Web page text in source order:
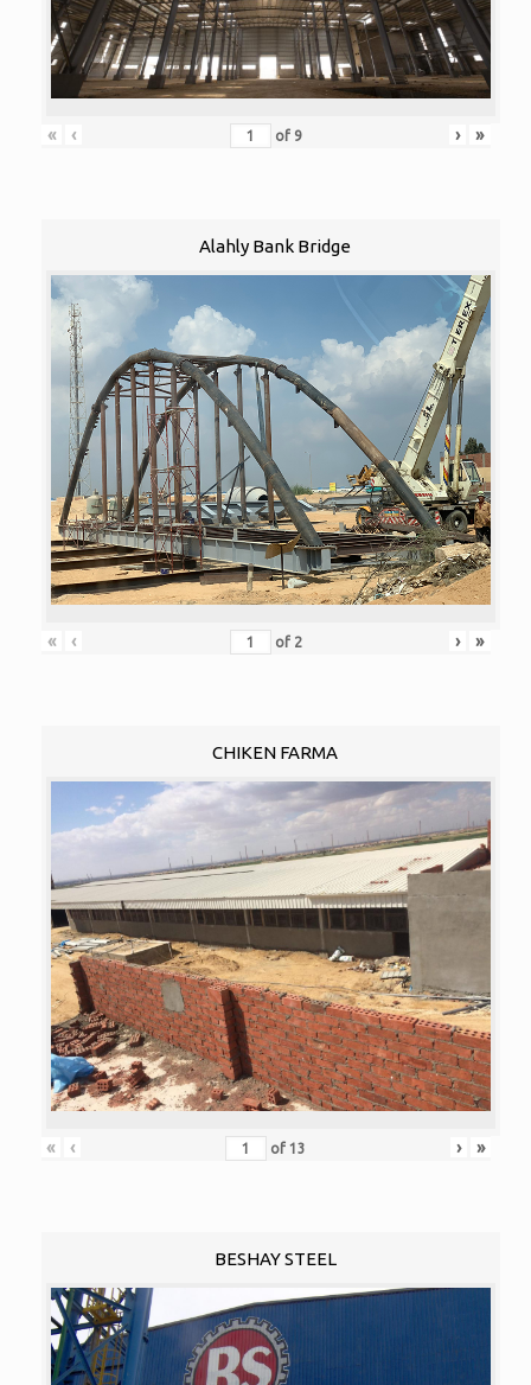
« ‹ of 9 › »
Alahly Bank Bridge
« ‹ of 2 › »
CHIKEN FARMA
« ‹ of 13 › »
BESHAY STEEL